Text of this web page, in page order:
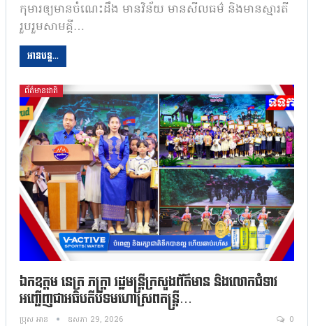
កុមារឲ្យមានចំណេះដឹង មានវិន័យ មានសីលធម៌ និងមានស្មារតី
រួបរួមសាមគ្គី…
អានបន្ត...
ព័ត៌មានជាតិ
ឯកឧត្តម នេត្រ ភក្ត្រា រដ្ឋមន្ត្រីក្រសួងព័ត៌មាន និងលោកជំទាវ
អញ្ជើញជាអធិបតីបិទមហោស្រពតន្ត្រី…
ប្រុស អាន ឧសភា 29, 2026 0